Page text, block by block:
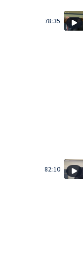
78:35
82:10